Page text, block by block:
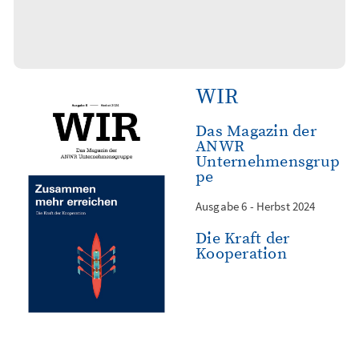
WIR
Das Magazin der
ANWR
Unternehmensgrup
pe
Ausgabe 6 - Herbst 2024
Die Kraft der
Kooperation